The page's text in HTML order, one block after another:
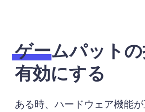
ゲームパット
有効にする
ある時、ハードウェア機能が